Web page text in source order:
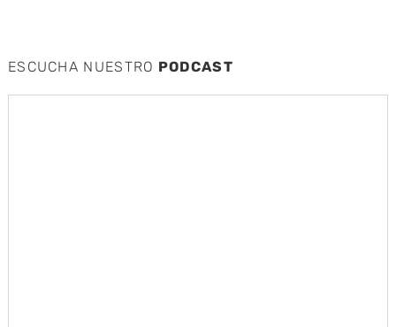
ESCUCHA NUESTRO PODCAST